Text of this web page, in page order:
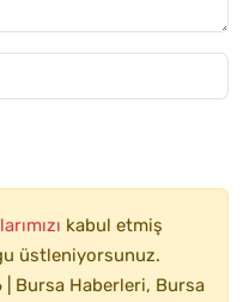
kabul etmiş
üstleniyorsunuz.
| Bursa Haberleri, Bursa